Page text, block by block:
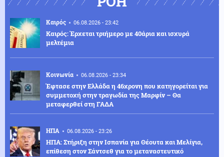
Καιρός 06.08.2026 - 23:42
Καιρός: Έρχεται τριήμερο με 40άρια και ισχυρά
μελτέμια
Κοινωνία 06.08.2026 - 23:34
Έφτασε στην Ελλάδα η 46χρονη που κατηγορείται για
συμμετοχή στην τραγωδία της Μαρφίν – Θα
μεταφερθεί στη ΓΑΔΑ
ΗΠΑ 06.08.2026 - 23:26
ΗΠΑ: Στήριξη στην Ισπανία για Θέουτα και Μελίγια,
επίθεση στον Σάντσεθ για το μεταναστευτικό